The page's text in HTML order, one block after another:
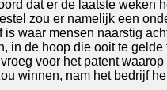
dat er de laatste weken
zou er namelijk een
is waar mensen naarstig
in de hoop die ooit te gelde
voor het patent
winnen, nam het bedrijf